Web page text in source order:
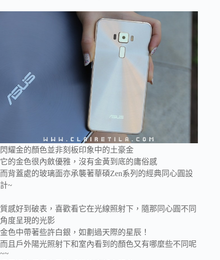
閃耀金的顏色並非刻板印象中的土豪金
它的金色很內斂優雅，沒有金黃到底的庸俗感
而背蓋處的玻璃面亦承襲著華碩Zen系列的經典同心圓設
計~
質感好到破表，喜歡看它在光線照射下，隨那同心圓不同
角度呈現的光影
金色中帶著些許白銀，如劃過天際的星辰！
而且戶外陽光照射下和室內看到的顏色又有哪麼些不同呢
~~